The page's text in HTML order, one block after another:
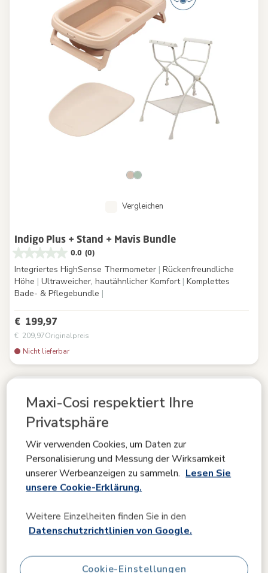
Maxi-Cosi respektiert Ihre
Privatsphäre
Wir verwenden Cookies, um Daten zur
Personalisierung und Messung der Wirksamkeit
unserer Werbeanzeigen zu sammeln. Lesen Sie
unsere Cookie-Erklärung.
Weitere Einzelheiten finden Sie in den
Datenschutzrichtlinien von Google.
Cookie-Einstellungen
Vergleichen
Indigo Plus + Stand + Mavis Bundle
0.0 (0)
Integriertes HighSense Thermometer | Rückenfreundliche
Höhe | Ultraweicher, hautähnlicher Komfort | Komplettes
Bade- & Pflegebundle |
€ 199,97
€ 209,97Originalpreis
Nicht lieferbar